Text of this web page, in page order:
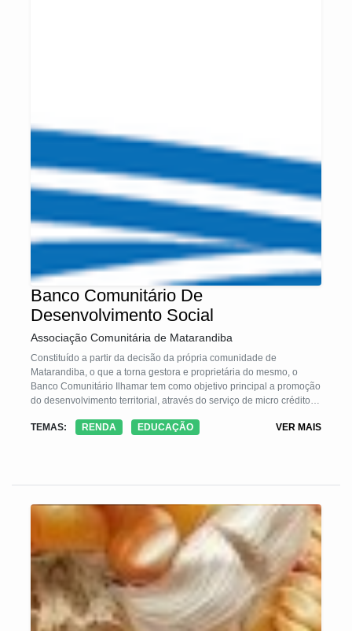
Banco Comunitário De
Desenvolvimento Social
Associação Comunitária de Matarandiba
Constituído a partir da decisão da própria comunidade de
Matarandiba, o que a torna gestora e proprietária do mesmo, o
Banco Comunitário Ilhamar tem como objetivo principal a promoção
do desenvolvimento territorial, através do serviço de micro crédito
criação de redes locais de produção, comercialização e consumo.
mercadinhos, bares, lojas, feiras de economia solidária etc.) e
TEMAS: RENDA EDUCAÇÃO VER MAIS